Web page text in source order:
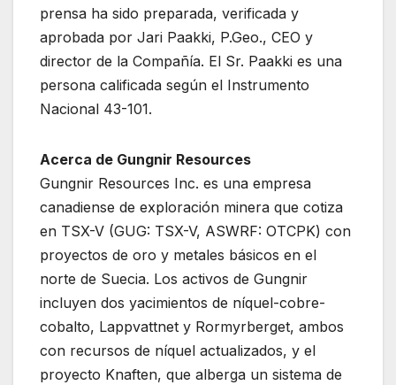
prensa ha sido preparada, verificada y
aprobada por Jari Paakki, P.Geo., CEO y
director de la Compañía. El Sr. Paakki es una
persona calificada según el Instrumento
Nacional 43-101.
Acerca de Gungnir Resources
Gungnir Resources Inc. es una empresa
canadiense de exploración minera que cotiza
en TSX-V (GUG: TSX-V, ASWRF: OTCPK) con
proyectos de oro y metales básicos en el
norte de Suecia. Los activos de Gungnir
incluyen dos yacimientos de níquel-cobre-
cobalto, Lappvattnet y Rormyrberget, ambos
con recursos de níquel actualizados, y el
proyecto Knaften, que alberga un sistema de